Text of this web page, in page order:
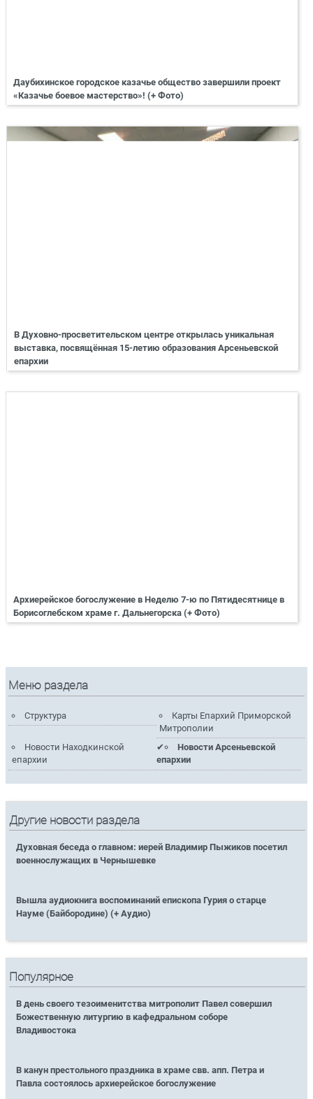
Даубихинское городское казачье общество завершили проект
«Казачье боевое мастерство»! (+ Фото)
В Духовно-просветительском центре открылась уникальная
выставка, посвящённая 15-летию образования Арсеньевской
епархии
Архиерейское богослужение в Неделю 7-ю по Пятидесятнице в
Борисоглебском храме г. Дальнегорска (+ Фото)
Меню раздела
Структура
Карты Епархий Приморской
Митрополии
Новости Находкинской
епархии
Новости Арсеньевской
епархии
Другие новости раздела
Духовная беседа о главном: иерей Владимир Пыжиков посетил
военнослужащих в Чернышевке
Вышла аудиокнига воспоминаний епископа Гурия о старце
Науме (Байбородине) (+ Аудио)
Популярное
В день своего тезоименитства митрополит Павел совершил
Божественную литургию в кафедральном соборе
Владивостока
В канун престольного праздника в храме свв. апп. Петра и
Павла состоялось архиерейское богослужение